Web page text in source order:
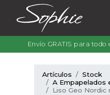
Envío GRATIS para todo
Artículos
Stock
A Empapelados
Liso Geo Nordic